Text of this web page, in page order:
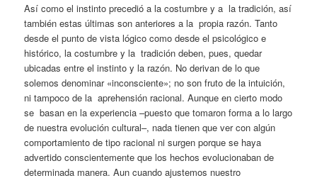
Así como el instinto precedió a la costumbre y a la tradición, así
también estas últimas son anteriores a la propia razón. Tanto
desde el punto de vista lógico como desde el psicológico e
histórico, la costumbre y la tradición deben, pues, quedar
ubicadas entre el instinto y la razón. No derivan de lo que
solemos denominar «inconsciente»; no son fruto de la intuición,
ni tampoco de la aprehensión racional. Aunque en cierto modo
se basan en la experiencia –puesto que tomaron forma a lo largo
de nuestra evolución cultural–, nada tienen que ver con algún
comportamiento de tipo racional ni surgen porque se haya
advertido conscientemente que los hechos evolucionaban de
determinada manera. Aun cuando ajustemos nuestro